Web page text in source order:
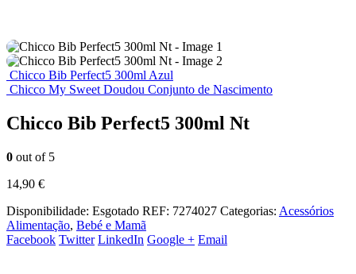
Chicco Bib Perfect5 300ml Azul
Chicco My Sweet Doudou Conjunto de Nascimento
Chicco Bib Perfect5 300ml Nt
0 out of 5
14,90 €
Disponibilidade: Esgotado REF: 7274027 Categorias: Acessórios
Alimentação, Bebé e Mamã
Facebook Twitter LinkedIn Google + Email